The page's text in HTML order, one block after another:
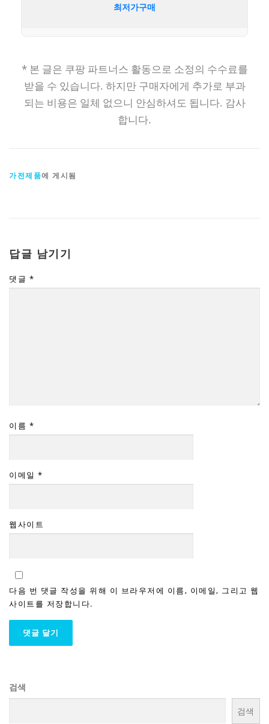
최저가구매
* 본 글은 쿠팡 파트너스 활동으로 소정의 수수료를
받을 수 있습니다. 하지만 구매자에게 추가로 부과
되는 비용은 일체 없으니 안심하셔도 됩니다. 감사
합니다.
가전제품에 게시됨
답글 남기기
댓글 *
이름 *
이메일 *
웹사이트
다음 번 댓글 작성을 위해 이 브라우저에 이름, 이메일, 그리고 웹
사이트를 저장합니다.
검색
검색